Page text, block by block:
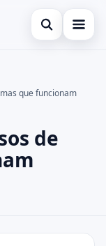
Abrir busca
fechar.
que funcionam
de